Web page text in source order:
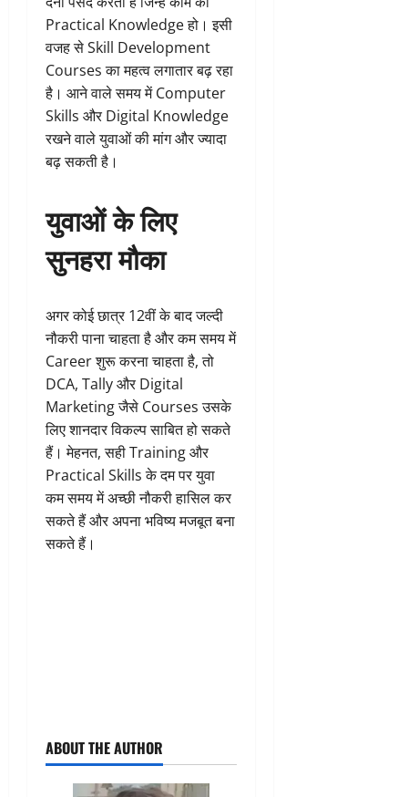
Practical Knowledge हो। इसी
वजह से Skill Development
Courses का महत्व लगातार बढ़ रहा
है। आने वाले समय में Computer
Skills और Digital Knowledge
रखने वाले युवाओं की मांग और ज्यादा
बढ़ सकती है।
युवाओं के लिए
सुनहरा मौका
अगर कोई छात्र 12वीं के बाद जल्दी
नौकरी पाना चाहता है और कम समय में
Career शुरू करना चाहता है, तो
DCA, Tally और Digital
Marketing जैसे Courses उसके
लिए शानदार विकल्प साबित हो सकते
हैं। मेहनत, सही Training और
Practical Skills के दम पर युवा
कम समय में अच्छी नौकरी हासिल कर
सकते हैं और अपना भविष्य मजबूत बना
सकते हैं।
ABOUT THE AUTHOR